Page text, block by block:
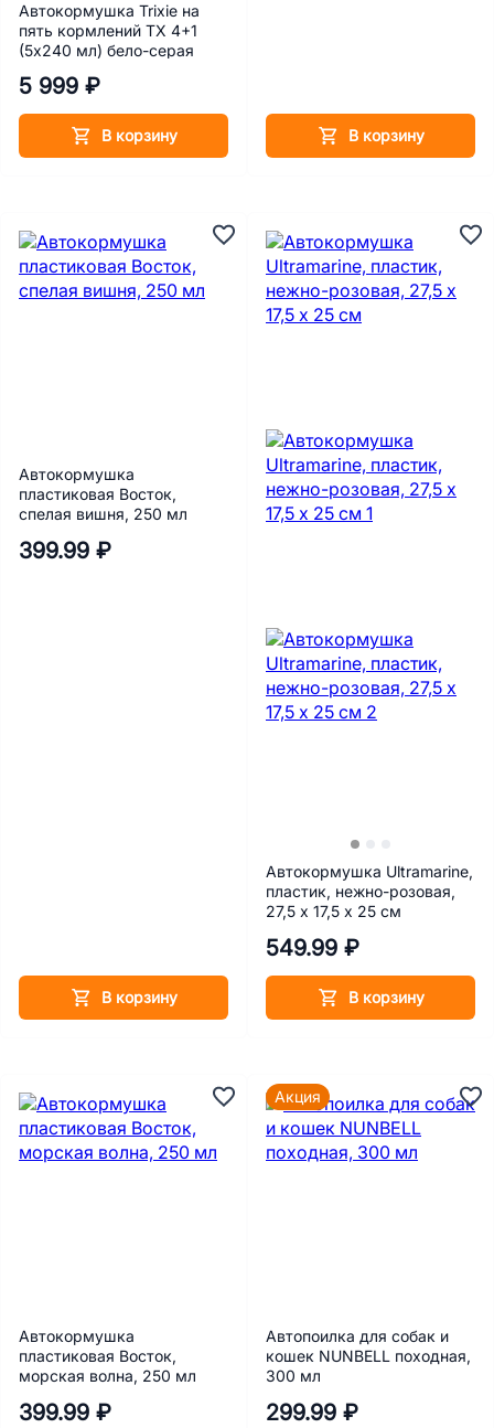
Автокормушка Trixie на
пять кормлений ТХ 4+1
(5х240 мл) бело-серая
5 999 ₽
В корзину В корзину
Автокормушка
пластиковая Восток,
спелая вишня, 250 мл
399.99 ₽
В корзину
Автокормушка Ultramarine,
пластик, нежно-розовая,
27,5 х 17,5 х 25 см
549.99 ₽
В корзину
Автокормушка
пластиковая Восток,
морская волна, 250 мл
399.99 ₽
Автопоилка для собак и
кошек NUNBELL походная,
300 мл
299.99 ₽
Акция